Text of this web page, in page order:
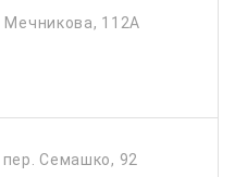
Мечникова, 112А
пер. Семашко, 92